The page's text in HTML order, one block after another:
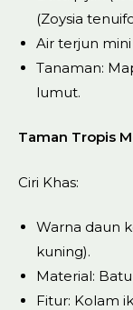
(Zoysia
Air terjun
Tanaman:
lumut.
Taman Tropis
Ciri Khas:
Warna daun
kuning).
Material:
Fitur: Kolam